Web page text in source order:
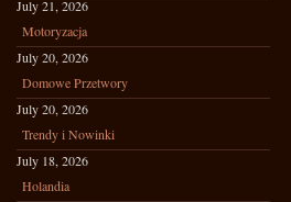
July 21, 2026
Motoryzacja
July 20, 2026
Domowe Przetwory
July 20, 2026
Trendy i Nowinki
July 18, 2026
Holandia